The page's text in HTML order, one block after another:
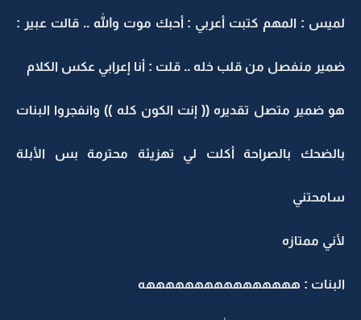
لميس : المهم كتبت أعربي : أحبك موت والله .. قالت عبير :
ضمير منفصل من قلب خله .. قلت : أنا إعرابي عكس الكلام
هو ضمير متصل تقديره (( إنت الكون كله )) وانفجروا البنات
بالضحك بالصراحة أكلت لي تهزيئة محترمة بس الأبلة
سامحتني
لأني ممتازه
البنات : ههههههههههههههههه